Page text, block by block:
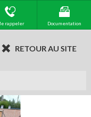
rappeler Documentation
RETOUR AU SITE